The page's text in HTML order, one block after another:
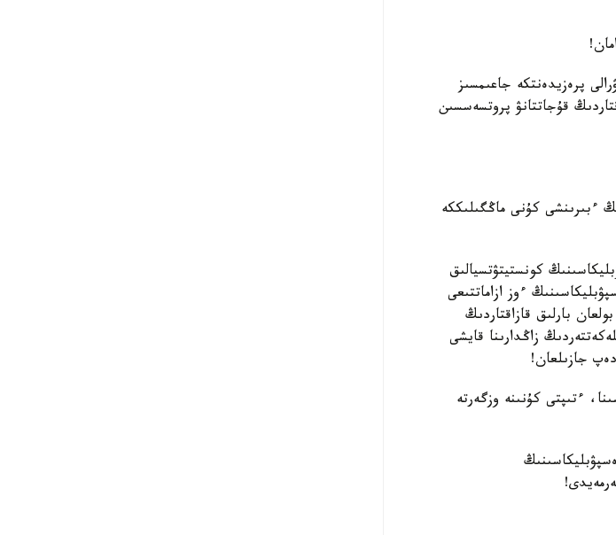
پرەزيدەنتكە جاعىمسىز
قۇجاتتانۋ پروتسەسسىن
ءبىرىنشى كۇنى ماڭگىلىككە
كونستيتۋتسيالىق
7-بابىندا «قازاقستان رەسپۋبليكاسىنىڭ ءوز ازاماتتىعى
بارلىق قازاقتاردىڭ
زاڭدارىنا قايشى
جازىلعان!
ءتىپتى كۇنىنە وزگەرتە